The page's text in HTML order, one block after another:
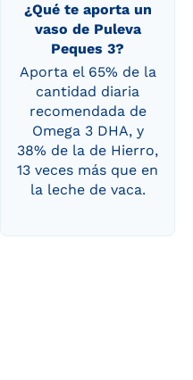
¿Qué te aporta un
vaso de Puleva
Peques 3?
Aporta el 65% de la
cantidad diaria
recomendada de
Omega 3 DHA, y
38% de la de Hierro,
13 veces más que en
la leche de vaca.